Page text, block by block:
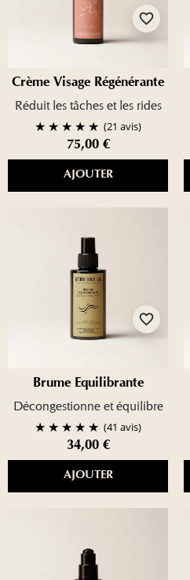
favorite_border
Crème Visage Régénérante
Réduit les tâches et les rides
(21 avis)
75,00 €
AJOUTER
favorite_border
Brume Équilibrante
Décongestionne et équilibre
(41 avis)
34,00 €
AJOUTER